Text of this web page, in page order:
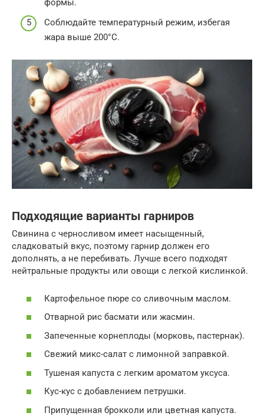
формы.
Соблюдайте температурный режим, избегая
жара выше 200°C.
Подходящие варианты гарниров
Свинина с черносливом имеет насыщенный,
сладковатый вкус, поэтому гарнир должен его
дополнять, а не перебивать. Лучше всего подходят
нейтральные продукты или овощи с легкой кислинкой.
Картофельное пюре со сливочным маслом.
Отварной рис басмати или жасмин.
Запеченные корнеплоды (морковь, пастернак).
Свежий микс-салат с лимонной заправкой.
Тушеная капуста с легким ароматом уксуса.
Кус-кус с добавлением петрушки.
Припущенная брокколи или цветная капуста.